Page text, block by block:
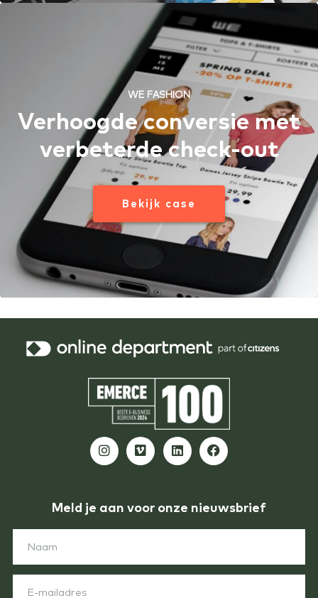
WE FASHION
Verhoogde conversie met
verbeterde check-out
Bekijk case
Meld je aan voor onze nieuwsbrief